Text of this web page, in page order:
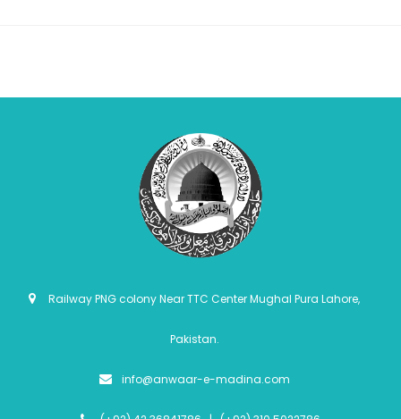
Railway PNG colony Near TTC Center Mughal Pura Lahore,
Pakistan.
info@anwaar-e-madina.com